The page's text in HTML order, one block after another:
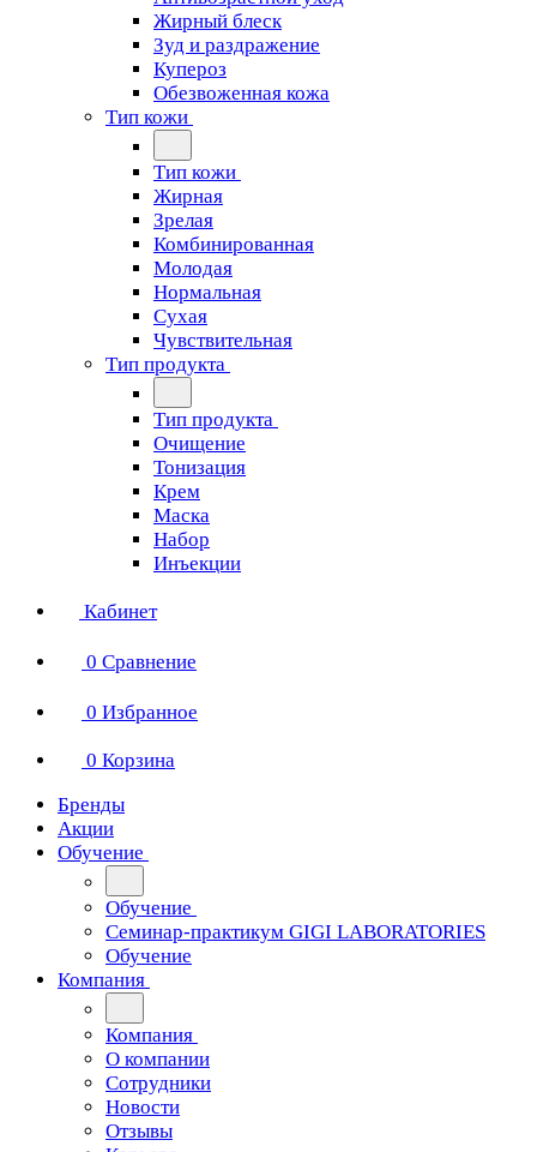
Жирный блеск
Зуд и раздражение
Купероз
Обезвоженная кожа
Тип кожи
Тип кожи
Жирная
Зрелая
Комбинированная
Молодая
Нормальная
Сухая
Чувствительная
Тип продукта
Тип продукта
Очищение
Тонизация
Крем
Маска
Набор
Инъекции
Кабинет
0 Сравнение
0 Избранное
0 Корзина
Бренды
Акции
Обучение
Обучение
Cеминар-практикум GIGI LABORATORIES
Обучение
Компания
Компания
О компании
Сотрудники
Новости
Отзывы